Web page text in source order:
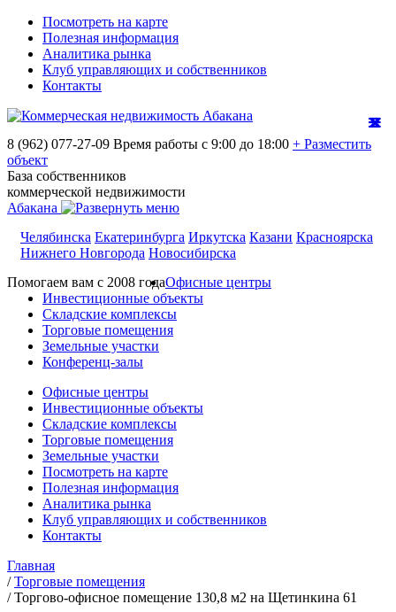
Посмотреть на карте
Полезная информация
Аналитика рынка
Клуб управляющих и собственников
Контакты
8 (962) 077-27-09 Время работы с 9:00 до 18:00 + Разместить
объект
База собственников
коммерческой недвижимости
Абакана
Челябинска Екатеринбурга Иркутска Казани Красноярска
Нижнего Новгорода Новосибирска
Помогаем вам с 2008 годаОфисные центры
Инвестиционные объекты
Складские комплексы
Торговые помещения
Земельные участки
Конференц-залы
Офисные центры
Инвестиционные объекты
Складские комплексы
Торговые помещения
Земельные участки
Посмотреть на карте
Полезная информация
Аналитика рынка
Клуб управляющих и собственников
Контакты
Главная
/ Торговые помещения
/ Торгово-офисное помещение 130,8 м2 на Щетинкина 61